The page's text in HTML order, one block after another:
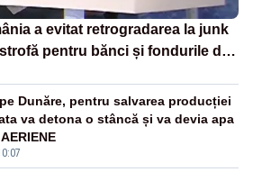
a evitat retrogradarea la junk
pentru bănci și fondurile de
Dunăre, pentru salvarea producției
va detona o stâncă și va devia apa